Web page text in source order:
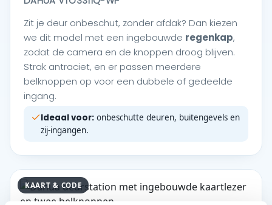
Zit je deur onbeschut, zonder afdak? Dan kiezen
we dit model met een ingebouwde regenkap,
zodat de camera en de knoppen droog blijven.
Strak antraciet, en er passen meerdere
belknoppen op voor een dubbele of gedeelde
ingang.
Ideaal voor: onbeschutte deuren, buitengevels en
zij-ingangen.
KAART & CODE